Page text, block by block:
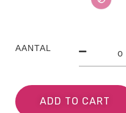
AANTAL
ADD TO CART